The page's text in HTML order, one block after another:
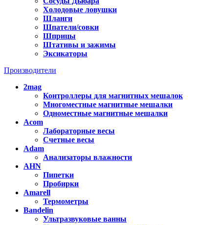
Холодовые ловушки
Шланги
Шпатели/совки
Шприцы
Штативы и зажимы
Эксикаторы
Производители
2mag
Контроллеры для магнитных мешалок
Многоместные магнитные мешалки
Одноместные магнитные мешалки
Acom
Лабораторные весы
Счетные весы
Adam
Анализаторы влажности
AHN
Пипетки
Пробирки
Amarell
Термометры
Bandelin
Ультразвуковые ванны